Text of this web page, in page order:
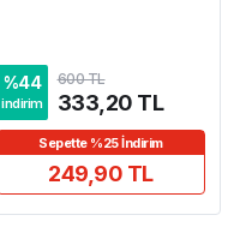
%44
indirim
600 TL
333,20 TL
Sepette %25 İndirim
249,90 TL